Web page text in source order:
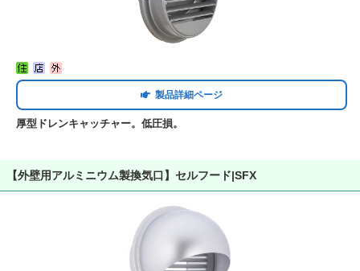
製品詳細ページ
厚型ドレンキャッチャー。低圧損。
【外壁用アルミニウム製換気口】セルフード|SFX